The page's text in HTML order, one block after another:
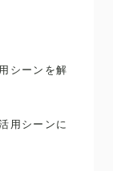
シーンを解
用シーンに